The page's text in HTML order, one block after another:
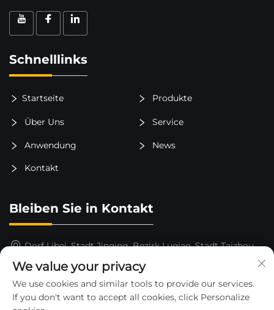
Schnelllinks
Startseite Produkte
Über Uns Service
Anwendung News
Kontakt
Bleiben Sie in Kontakt
Dorf Libei, Stadt Jinqing, Bezirk Luqiao, Stadt Taizhou,
15325652000
[email protected]
We value your privacy
We use cookies and similar tools to provide our services.
If you don't want to accept all cookies, click Personalize